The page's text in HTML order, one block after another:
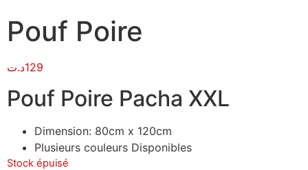
Pouf Poire
129د.ت
Pouf Poire Pacha XXL
Dimension: 80cm x 120cm
Plusieurs couleurs Disponibles
Stock épuisé